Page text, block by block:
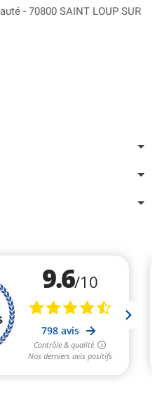
- 70800 SAINT LOUP SUR